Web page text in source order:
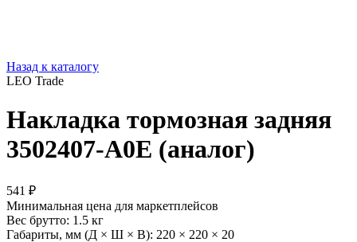
Назад к каталогу
LEO Trade
Накладка тормозная задняя
3502407-A0E (аналог)
541 ₽
Минимальная цена для маркетплейсов
Вес брутто: 1.5 кг
Габариты, мм (Д × Ш × В): 220 × 220 × 20